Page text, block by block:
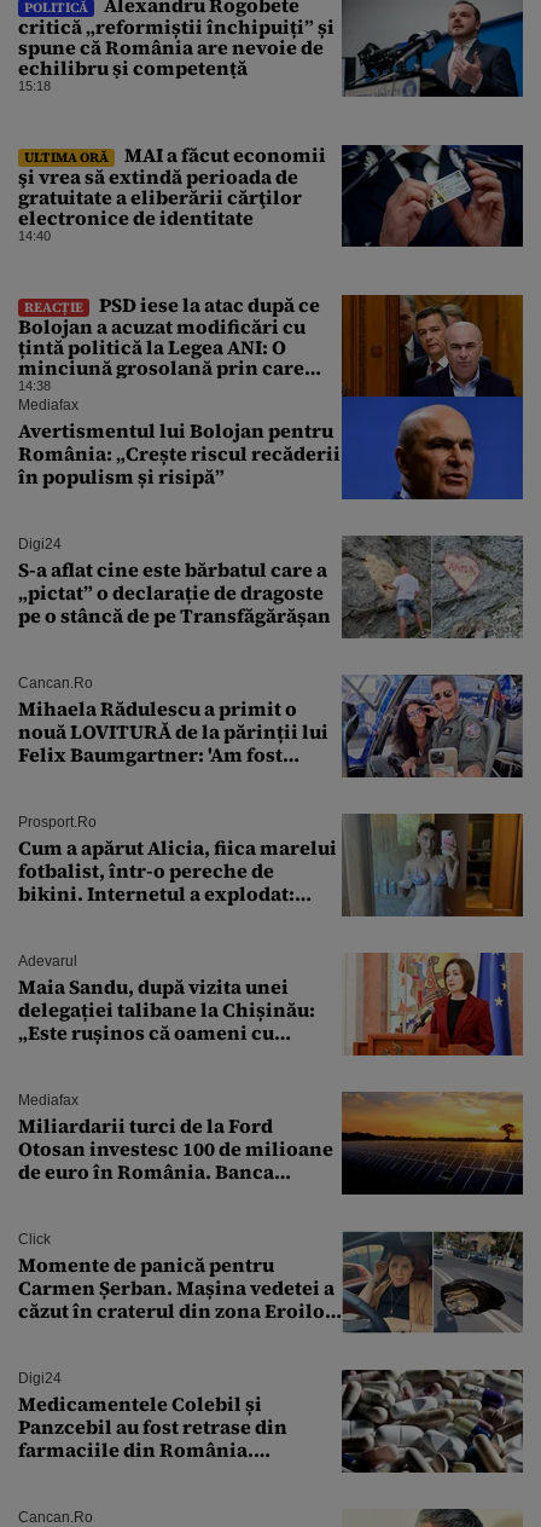
POLITICĂ
critică „reformiștii închipuiți” și
spune că România are nevoie de
echilibru și competență
15:18
ULTIMA ORĂ
MAI a făcut economii
şi vrea să extindă perioada de
gratuitate a eliberării cărţilor
electronice de identitate
14:40
REACȚIE
PSD iese la atac după ce
Bolojan a acuzat modificări cu
țintă politică la Legea ANI: O
minciună grosolană prin care
încearcă să acopere culpa PNL-
USR
14:38
Mediafax
Avertismentul lui Bolojan pentru
România: „Crește riscul recăderii
în populism și risipă”
Digi24
S-a aflat cine este bărbatul care a
„pictat” o declarație de dragoste
pe o stâncă de pe Transfăgărășan
Cancan.ro
Mihaela Rădulescu a primit o
nouă LOVITURĂ de la părinții lui
Felix Baumgartner: 'Am fost
Prosport.ro
Cum a apărut Alicia, fiica marelui
fotbalist, într-o pereche de
bikini. Internetul a explodat:
Adevarul
Maia Sandu, după vizita unei
delegației talibane la Chișinău:
„Este rușinos că oameni cu
Mediafax
Miliardarii turci de la Ford
Otosan investesc 100 de milioane
de euro în România. Banca
Click
Momente de panică pentru
Carmen Șerban. Mașina vedetei a
căzut în craterul din zona Eroilor:
Digi24
Medicamentele Colebil și
Panzcebil au fost retrase din
farmaciile din România.
Cancan.ro